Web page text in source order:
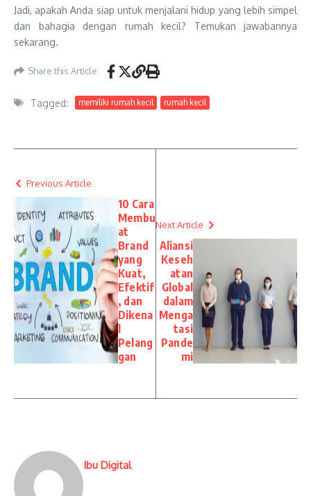
Jadi, apakah Anda siap untuk menjalani hidup yang lebih simpel
dan bahagia dengan rumah kecil? Temukan jawabannya
sekarang.
Share this Article
Tagged: memiliki rumah kecil rumah kecil
Previous Article
10 Cara
Membu
at
Brand
yang
Kuat,
Efektif
, dan
Dikena
l
Pelang
gan
Next Article
Aliansi
Keseh
atan
Global
dalam
Menga
tasi
Pande
mi
Ibu Digital